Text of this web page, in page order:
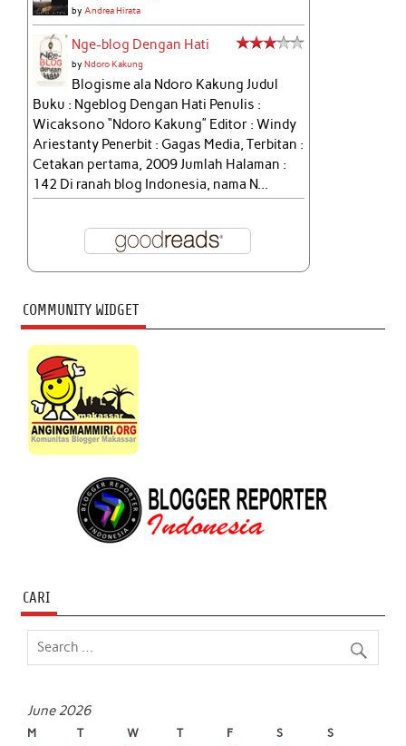
byAndrea Hirata
Nge-blog Dengan Hati
byNdoro Kakung
Blogisme ala Ndoro Kakung Judul
Buku : Ngeblog Dengan Hati Penulis :
Wicaksono “Ndoro Kakung” Editor : Windy
Ariestanty Penerbit : Gagas Media, Terbitan :
Cetakan pertama, 2009 Jumlah Halaman :
142 Di ranah blog Indonesia, nama N...
COMMUNITY WIDGET
CARI
June 2026
M T W T F S S